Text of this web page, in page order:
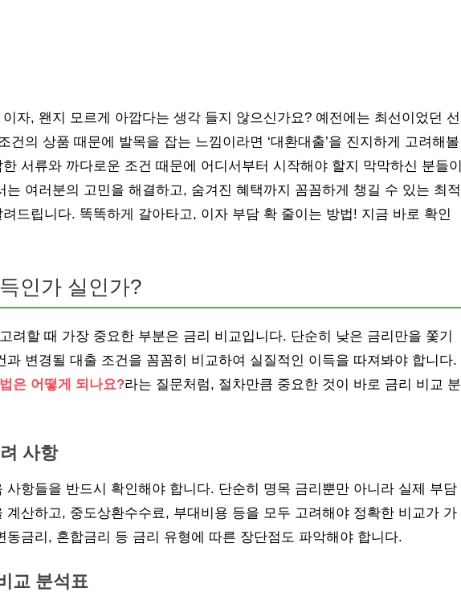
자, 왠지 모르게 아깝다는 생각 들지 않으신가요? 예전에는 최선이었던 선
건의 상품 때문에 발목을 잡는 느낌이라면 ‘대환대출’을 진지하게 고려해볼
서류와 까다로운 조건 때문에 어디서부터 시작해야 할지 막막하신 분들이
는 여러분의 고민을 해결하고, 숨겨진 혜택까지 꼼꼼하게 챙길 수 있는 최적
드립니다. 똑똑하게 갈아타고, 이자 부담 확 줄이는 방법! 지금 바로 확인
인가 실인가?
려할 때 가장 중요한 부분은 금리 비교입니다. 단순히 낮은 금리만을 쫓기
과 변경될 대출 조건을 꼼꼼히 비교하여 실질적인 이득을 따져봐야 합니다.
은 어떻게 되나요?라는 질문처럼, 절차만큼 중요한 것이 바로 금리 비교 분
사항
사항들을 반드시 확인해야 합니다. 단순히 명목 금리뿐만 아니라 실제 부담
계산하고, 중도상환수수료, 부대비용 등을 모두 고려해야 정확한 비교가 가
동금리, 혼합금리 등 금리 유형에 따른 장단점도 파악해야 합니다.
교 분석표